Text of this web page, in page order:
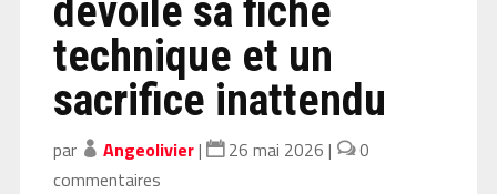
dévoile sa fiche
technique et un
sacrifice inattendu
par Angeolivier| 26 mai 2026 |
0
commentaires